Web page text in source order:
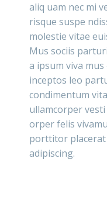
aliq uam nec mi
risque suspe
molestie vitae
Mus sociis
a ipsum viva
inceptos leo
condimentum
ullamcorper
orper felis
porttitor
adipiscing.